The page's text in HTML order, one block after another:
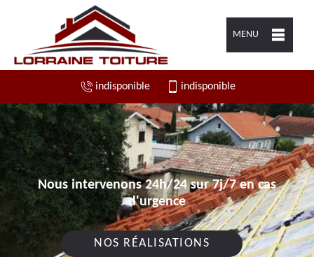
MENU
indisponible indisponible
Nous intervenons 24h/24 sur 7j/7 en cas
d'urgence
NOS RÉALISATIONS